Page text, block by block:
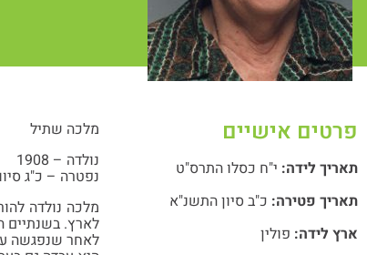
פרטים אישיים
תאריך לידה: י"ח כסלו התרס"ט
תאריך פטירה: כ"ב סיון התשנ"א
ארץ לידה: פולין
מלכה שתיל
נולדה – 1908
נפטרה – כ"ג סיוון
לארץ. בשנתיים
לאחר שנפגשה